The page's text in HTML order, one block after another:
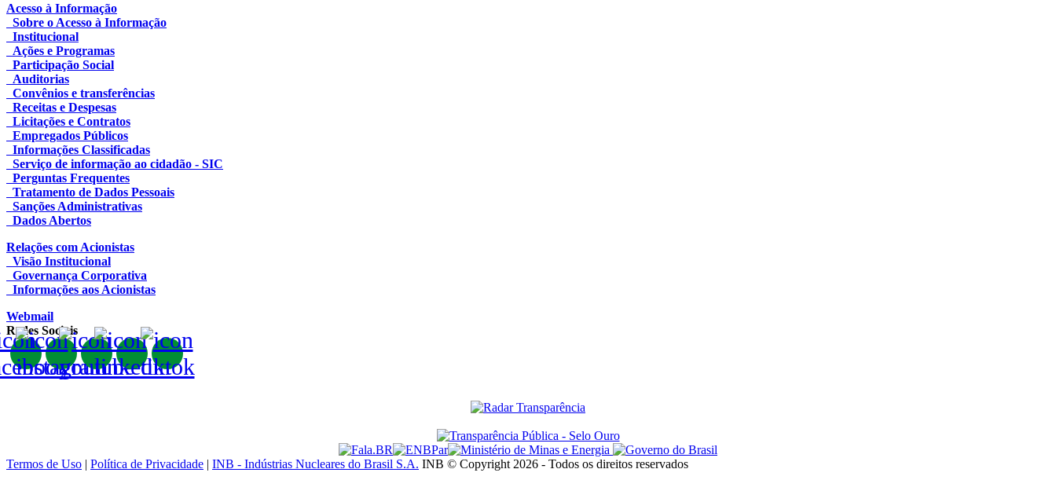
Acesso à Informação
Sobre o Acesso à Informação
Institucional
Ações e Programas
Participação Social
Auditorias
Convênios e transferências
Receitas e Despesas
Licitações e Contratos
Empregados Públicos
Informações Classificadas
Serviço de informação ao cidadão - SIC
Perguntas Frequentes
Tratamento de Dados Pessoais
Sanções Administrativas
Dados Abertos
Relações com Acionistas
Visão Institucional
Governança Corporativa
Informações aos Acionistas
Webmail
Redes Sociais
Termos de Uso | Política de Privacidade | INB - Indústrias Nucleares do Brasil S.A. INB © Copyright 2026 - Todos os direitos reservados